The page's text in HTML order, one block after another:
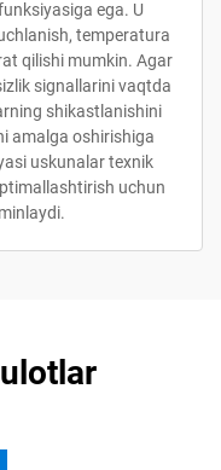
ega. U
temperatura
qilishi mumkin. Agar
signallarini vaqtda
shikastlanishini
amalga oshirishiga
uskunalar texnik
uchun